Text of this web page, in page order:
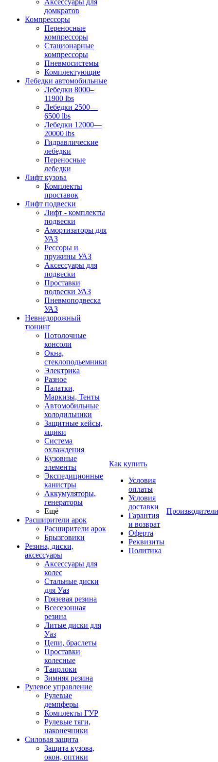
Аксессуары для
домкратов
Компрессоры
Переносные
компрессоры
Стационарные
компрессоры
Пневмосистемы
Комплектующие
Лебедки автомобильные
Лебедки 8000–
11900 lbs
Лебедки 2500—
6500 lbs
Лебедки 12000—
20000 lbs
Гидравлические
лебедки
Переносные
лебедки
Лифт кузова
Комплекты
проставок
Лифт подвески
Лифт - комплекты
подвески
Амортизаторы для
УАЗ
Рессоры и
пружины УАЗ
Аксессуары для
подвески
Проставки
подвески УАЗ
Пневмоподвеска
УАЗ
Невнедорожный
тюнинг
Потолочные
консоли
Окна,
стеклоподьемники
Электрика
Разное
Палатки,
Маркизы, Тенты
Автомобильные
холодильники
Защитные кейсы,
ящики
Система
охлаждения
Кузовные
элементы
Экспедиционные
канистры
Аккумуляторы,
генераторы
Ещё
Расширители арок
Расширители арок
Брызговики
Резина, диски,
аксессуары
Аксессуары для
колес
Стальные диски
для Уаз
Грязевая резина
Всесезонная
резина
Литые диски для
Уаз
Цепи, браслеты
Проставки
колесные
Таирлоки
Зимняя резина
Рулевое управление
Рулевые
демпферы
Комплекты ГУР
Рулевые тяги,
наконечники
Силовая защита
Защита кузова,
окон, оптики
Как купить
Условия
оплаты
Условия
доставки
Гарантия
и возврат
Оферта
Реквизиты
Политика
Производители